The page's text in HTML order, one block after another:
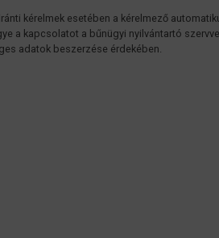
kérelmek esetében a kérelmező
a kapcsolatot a bűnügyi nyilvántartó
adatok beszerzése érdekében.